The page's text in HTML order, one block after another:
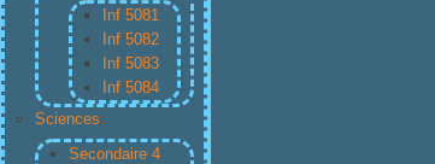
Inf 5081
Inf 5082
Inf 5083
Inf 5084
Sciences
Secondaire 4